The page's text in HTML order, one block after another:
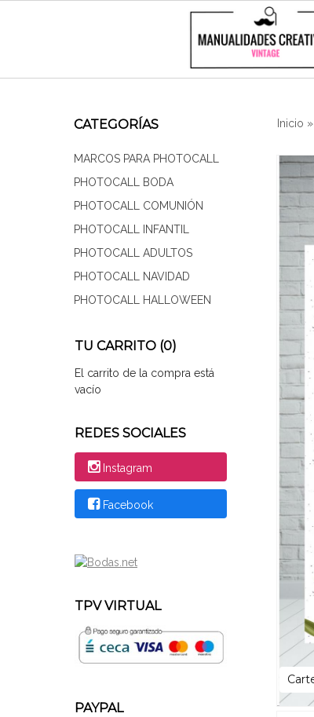
CATEGORÍAS
MARCOS PARA PHOTOCALL
PHOTOCALL BODA
PHOTOCALL COMUNIÓN
PHOTOCALL INFANTIL
PHOTOCALL ADULTOS
PHOTOCALL NAVIDAD
PHOTOCALL HALLOWEEN
TU CARRITO (0)
El carrito de la compra está
vacío
REDES SOCIALES
Instagram
Facebook
TPV VIRTUAL
PAYPAL
Inicio »